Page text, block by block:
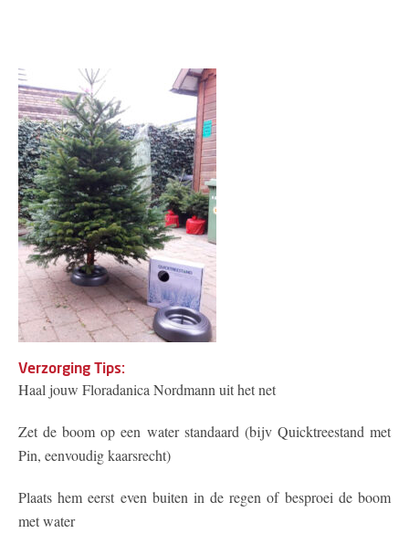
Verzorging Tips:
Haal jouw Floradanica Nordmann uit het net
Zet de boom op een water standaard (bijv Quicktreestand met
Pin, eenvoudig kaarsrecht)
Plaats hem eerst even buiten in de regen of besproei de boom
met water